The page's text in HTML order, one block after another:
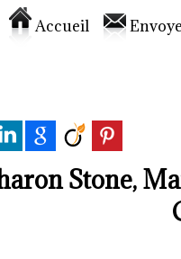
Accueil
Stone,